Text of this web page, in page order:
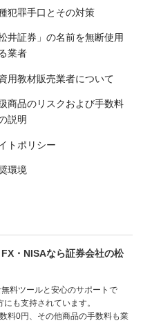
犯罪手口とその対策
松井証券」の名前を無断使用
業者
用教材販売業者について
商品のリスクおよび手数料
説明
トポリシー
環境
・NISAなら証券会社の松
料ツールと安心のサポートで
も支持されています。
料0円、その他商品の手数料も業